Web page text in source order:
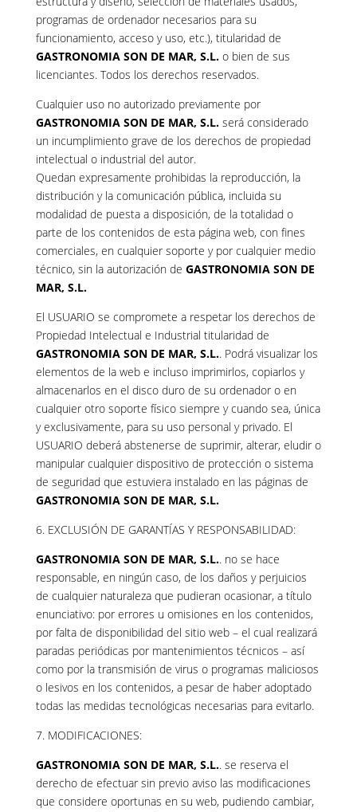
programas de ordenador necesarios para su
funcionamiento, acceso y uso, etc.), titularidad de
GASTRONOMIA SON DE MAR, S.L. o bien de sus
licenciantes. Todos los derechos reservados.
Cualquier uso no autorizado previamente por
GASTRONOMIA SON DE MAR, S.L.será considerado
un incumplimiento grave de los derechos de propiedad
intelectual o industrial del autor.
Quedan expresamente prohibidas la reproducción, la
distribución y la comunicación pública, incluida su
modalidad de puesta a disposición, de la totalidad o
parte de los contenidos de esta página web, con fines
comerciales, en cualquier soporte y por cualquier medio
técnico, sin la autorización de GASTRONOMIA SON DE
MAR, S.L.
El USUARIO se compromete a respetar los derechos de
Propiedad Intelectual e Industrial titularidad de
GASTRONOMIA SON DE MAR, S.L.. Podrá visualizar los
elementos de la web e incluso imprimirlos, copiarlos y
almacenarlos en el disco duro de su ordenador o en
cualquier otro soporte físico siempre y cuando sea, única
y exclusivamente, para su uso personal y privado. El
USUARIO deberá abstenerse de suprimir, alterar, eludir o
manipular cualquier dispositivo de protección o sistema
de seguridad que estuviera instalado en las páginas de
GASTRONOMIA SON DE MAR, S.L.
6. EXCLUSIÓN DE GARANTÍAS Y RESPONSABILIDAD:
GASTRONOMIA SON DE MAR, S.L.. no se hace
responsable, en ningún caso, de los daños y perjuicios
de cualquier naturaleza que pudieran ocasionar, a título
enunciativo: por errores u omisiones en los contenidos,
por falta de disponibilidad del sitio web – el cual realizará
paradas periódicas por mantenimientos técnicos – así
como por la transmisión de virus o programas maliciosos
o lesivos en los contenidos, a pesar de haber adoptado
todas las medidas tecnológicas necesarias para evitarlo.
7. MODIFICACIONES:
GASTRONOMIA SON DE MAR, S.L.. se reserva el
derecho de efectuar sin previo aviso las modificaciones
que considere oportunas en su web, pudiendo cambiar,